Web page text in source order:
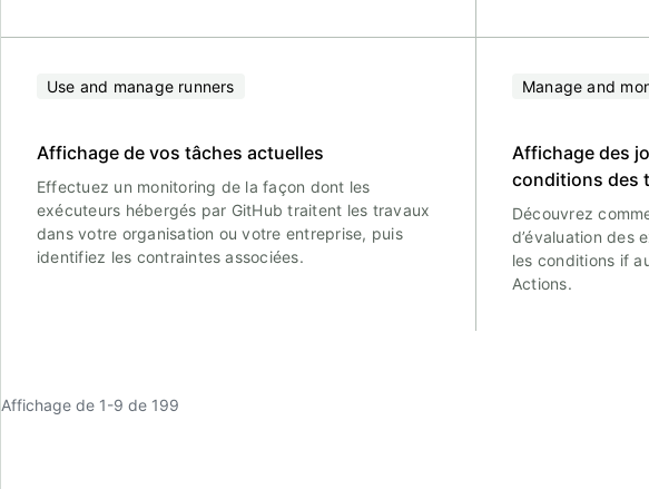
Use and manage runners
Affichage de vos tâches actuelles
Effectuez un monitoring de la façon dont les
exécuteurs hébergés par GitHub traitent les travaux
dans votre organisation ou votre entreprise, puis
identifiez les contraintes associées.
Manage and
Affichage des
conditions des
Découvrez
d’évaluation des
les conditions if
Actions.
Affichage de 1-9 de 199